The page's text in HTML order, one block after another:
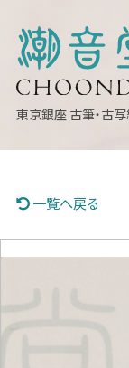
東京銀座 古筆・古
一覧へ戻る